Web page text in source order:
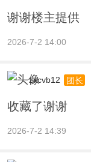
谢谢楼主提供
2026-7-2 14:00
zxcvb12 团长
收藏了谢谢
2026-7-2 14:39